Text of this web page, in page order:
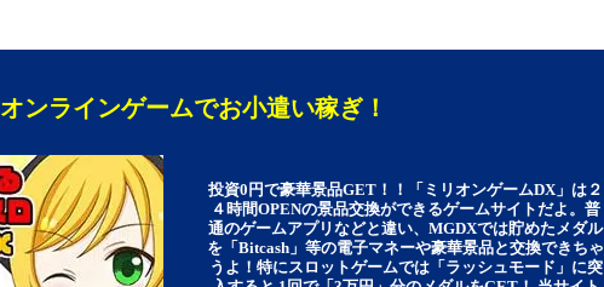
オンラインゲームでお小遣い稼ぎ！
投資0円で豪華景品GET！！「ミリオンゲームDX」は２
４時間OPENの景品交換ができるゲームサイトだよ。普
通のゲームアプリなどと違い、MGDXでは貯めたメダル
を「Bitcash」等の電子マネーや豪華景品と交換できちゃ
うよ！特にスロットゲームでは「ラッシュモード」に突